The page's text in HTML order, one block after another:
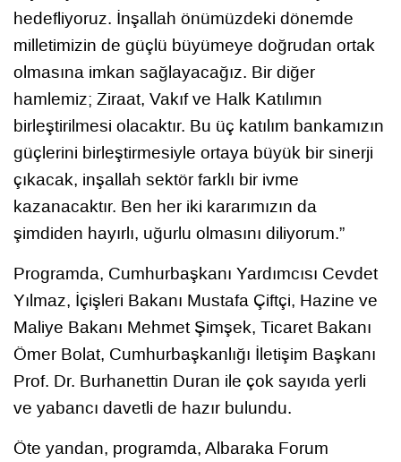
hedefliyoruz. İnşallah önümüzdeki dönemde
milletimizin de güçlü büyümeye doğrudan ortak
olmasına imkan sağlayacağız. Bir diğer
hamlemiz; Ziraat, Vakıf ve Halk Katılımın
birleştirilmesi olacaktır. Bu üç katılım bankamızın
güçlerini birleştirmesiyle ortaya büyük bir sinerji
çıkacak, inşallah sektör farklı bir ivme
kazanacaktır. Ben her iki kararımızın da
şimdiden hayırlı, uğurlu olmasını diliyorum.”
Programda, Cumhurbaşkanı Yardımcısı Cevdet
Yılmaz, İçişleri Bakanı Mustafa Çiftçi, Hazine ve
Maliye Bakanı Mehmet Şimşek, Ticaret Bakanı
Ömer Bolat, Cumhurbaşkanlığı İletişim Başkanı
Prof. Dr. Burhanettin Duran ile çok sayıda yerli
ve yabancı davetli de hazır bulundu.
Öte yandan, programda, Albaraka Forum